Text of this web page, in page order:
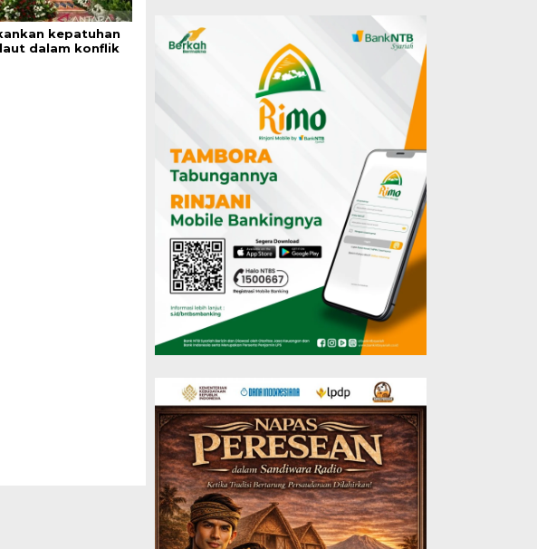
kepatuhan
dalam konflik